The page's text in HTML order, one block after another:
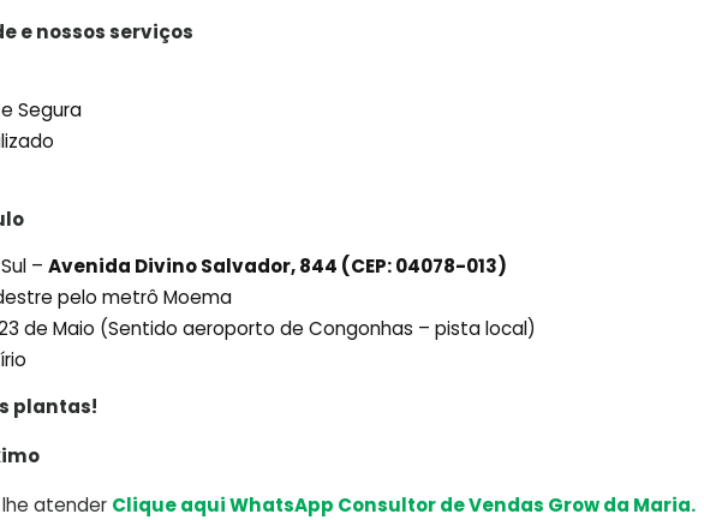
e nossos serviços
Segura
–Avenida Divino Salvador, 844 (CEP: 04078-013)
pelo metrô Moema
de Maio (Sentido aeroporto de Congonhas – pista local)
plantas!
atender Clique aqui WhatsApp Consultor de Vendas Grow da Maria.